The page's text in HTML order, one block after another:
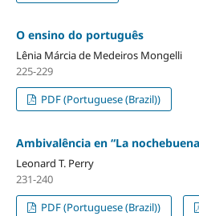
O ensino do português
Lênia Márcia de Medeiros Mongelli
225-229
PDF (Portuguese (Brazil))
Ambivalência en “La
Leonard T. Perry
231-240
PDF (Portuguese (Brazil))